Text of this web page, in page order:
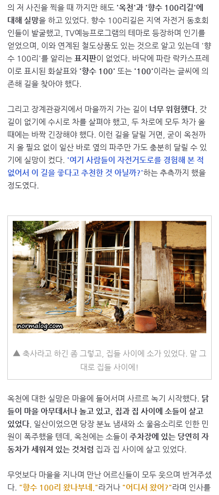
의 저 사진을 찍을 때 까지만 해도 '옥천'과 '향수 100리길'에
대해 실망을 하고 있었다. 향수 100리길은 지역 자전거 동호회
인들이 발굴했고, TV예능프로그램의 테마로 등장하며 인기를
얻었으며, 이와 연계된 철도상품도 있는 것으로 알고 있는데 '향
수 100리'를 알리는 표지판이 없었다. 바닥에 파란 락카스프레
이로 표시된 화살표와 '향수 100' 또는 '100'이라는 글씨에 의
존해 길을 찾아야 했다.
그리고 장계관광지에서 마을까지 가는 길이 너무 위험했다. 갓
길이 없기에 수시로 차를 살펴야 했고, 두 차로에 모두 차가 올
때에는 바짝 긴장해야 했다. 이런 길을 달릴 거면, 굳이 옥천까
지 올 필요 없이 일산 바로 옆의 파주만 가도 충분히 달릴 수 있
기에 실망이 컸다. '여기 사람들이 자전거도로를 경험해 본 적
없어서 이 길을 좋다고 추천한 것 아닐까?'하는 추측까지 했을
정도였다.
▲ 축사라고 하긴 좀 그렇고, 집들 사이에 소가 있었다. 말 그
대로 집들 사이에!
옥천에 대한 실망은 마을에 들어서며 사르르 녹기 시작했다. 닭
들이 마을 아무데서나 놀고 있고, 집과 집 사이에 소들이 살고
있었다. 일산이었으면 당장 분뇨 냄새와 소 울음소리로 인한 민
원이 폭주했을 텐데, 옥천에는 소들이 주차장에 있는 당연히 자
동차가 세워져 있는 것처럼 집과 집 사이에 살고 있었다.
무엇보다 마을을 지나며 만난 어르신들이 모두 웃으며 반겨주셨
다. "향수 100리 왔나부네."라거나 "어디서 왔어?"라며 인사를